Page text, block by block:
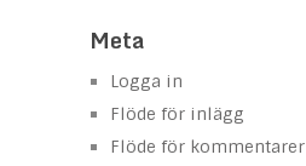
Meta
Logga in
Flöde för inlägg
Flöde för kommentarer